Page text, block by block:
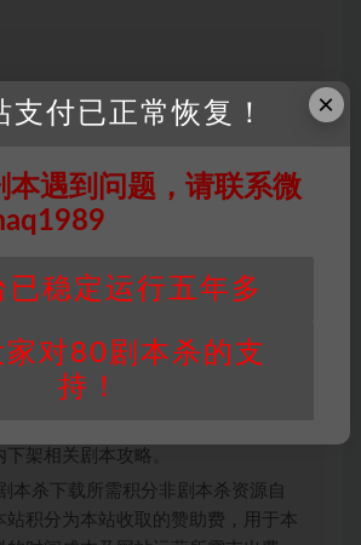
限制，链接有失效的风险，如遇到无
系客服补发！！！网盘不限速下载神
本站所有剧本杀资源均为网友分享
理而来，仅供学习研究使用，请勿
代表已阅读本声明，理解并同意受本
并遵守所有适用的法律法规。
本站提供的任何剧本杀资源内容的版
关版权或权利人。如有侵权，请发邮
供相关证实资料至邮箱
下架相关剧本攻略。
本杀下载所需积分非剧本杀资源自
站积分为本站收取的赞助费，用于本
×
支付已正常恢复！
本遇到问题，请联系微
已稳定运行五年多
家对80剧本杀的支
持！